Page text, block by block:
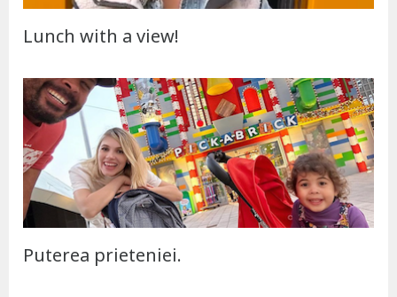
Lunch with a view!
Puterea prieteniei.